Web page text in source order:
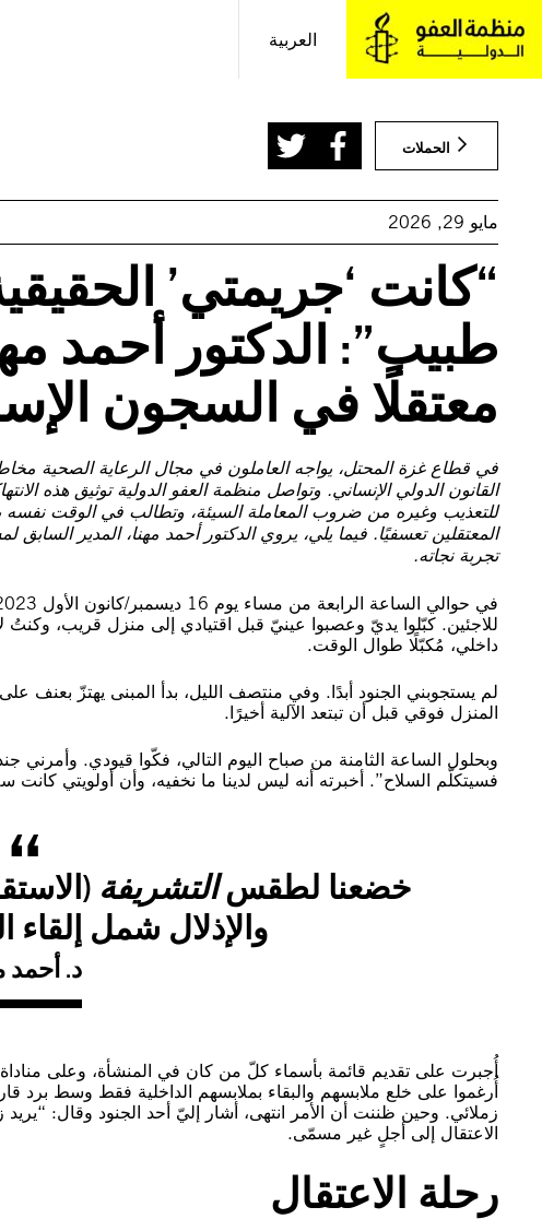
العربية
إلى
المحتوى
الحملات
مايو 29, 2026
“كانت ‘جريمتي’
معتقلًا في السجون
في قطاع غزة المحتل، يواجه العاملون في مجال الرعاية الصحية
القانون الدولي الإنساني. وتواصل منظمة العفو الدولية توثيق هذه
للتعذيب وغيره من ضروب المعاملة السيئة، وتطالب في الوقت نفسه
المعتقلين تعسفيًا. فيما يلي، يروي الدكتور أحمد مهنا، المدير
تجربة نجاته.
للاجئين. كبّلوا يديّ وعصبوا عينيّ قبل اقتيادي إلى منزل قريب،
داخلي، مُكبّلًا طوال الوقت.
لم يستجوبني الجنود أبدًا. وفي منتصف الليل، بدأ المبنى يهتزّ بعنف
المنزل فوقي قبل أن تبتعد الآلية أخيرًا.
وبحلول الساعة الثامنة من صباح اليوم التالي، فكّوا قيودي. وأمرني
فسيتكلّم السلاح”. أخبرته أنه ليس لدينا ما نخفيه، وأن أولويتي
خضعنا لطقس التشريفة
والإذلال شمل إلقاء
د. أحمد
أُرغموا على خلع ملابسهم والبقاء بملابسهم الداخلية فقط وسط
زملائي. وحين ظننت أن الأمر انتهى، أشار إليّ أحد الجنود وقال:
الاعتقال إلى أجلٍ غير مسمّى.
رحلة الاعتقال